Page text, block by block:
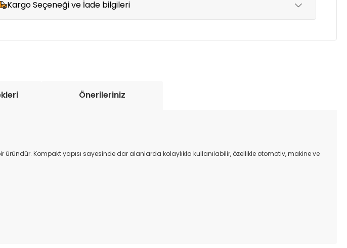
Kargo Seçeneği ve İade bilgileri
Önerileriniz
Kompakt yapısı sayesinde dar alanlarda kolaylıkla kullanılabilir, özellikle otomotiv, makine ve